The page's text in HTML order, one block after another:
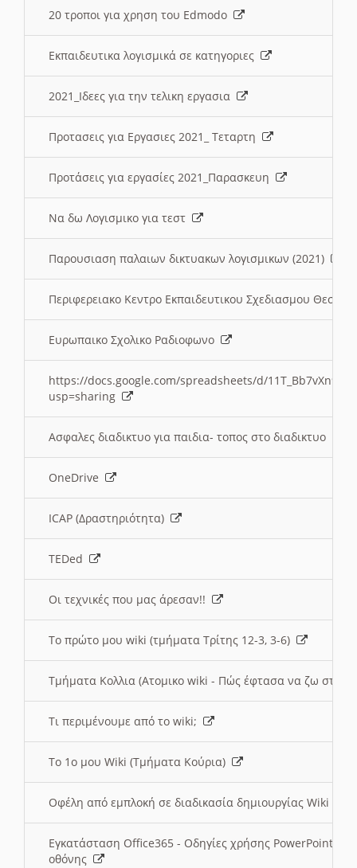
20 τροποι για χρηση του Edmodo
Εκπαιδευτικα λογισμικά σε κατηγοριες
2021_Ιδεες για την τελικη εργασια
Προτασεις για Εργασιες 2021_ Τεταρτη
Προτάσεις για εργασίες 2021_Παρασκευη
Να δω Λογισμικο για τεστ
Παρουσιαση παλαιων δικτυακων λογισμικων (2021)
Περιφερειακο Κεντρο Εκπαιδευτικου Σχεδιασμου
Ευρωπαικο Σχολικο Ραδιοφωνο
https://docs.google.com/spreadsheets/d/
usp=sharing
Ασφαλες διαδικτυο για παιδια- τοπος στο διαδικτυο
OneDrive
ICAP (Δραστηριότητα)
TEDed
Οι τεχνικές που μας άρεσαν!!
Το πρώτο μου wiki (τμήματα Τρίτης 12-3, 3-6)
Τμήματα Κολλια (Ατομικο wiki - Πώς έφτασα να ζω στην
Τι περιμένουμε από το wiki;
Το 1ο μου Wiki (Τμήματα Κούρια)
Οφέλη από εμπλοκή σε διαδικασία δημιουργίας Wiki
Εγκατάσταση Office365 - Οδηγίες χρήσης PowerPoint
οθόνης